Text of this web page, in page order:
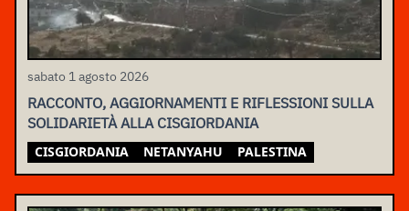
sabato 1 agosto 2026
RACCONTO, AGGIORNAMENTI E RIFLESSIONI SULLA
SOLIDARIETÀ ALLA CISGIORDANIA
CISGIORDANIA NETANYAHU PALESTINA